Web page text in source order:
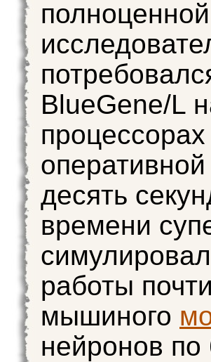
BlueGene/L
оперативной
десять
времени
работы
мышиного
нейронов по